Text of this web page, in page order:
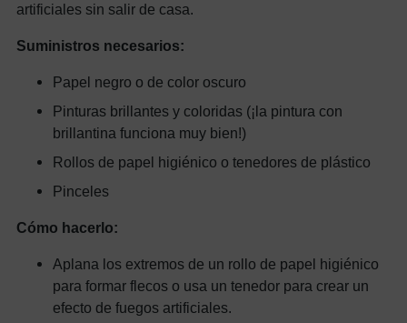
artificiales sin salir de casa.
Suministros necesarios:
Papel negro o de color oscuro
Pinturas brillantes y coloridas (¡la pintura con
brillantina funciona muy bien!)
Rollos de papel higiénico o tenedores de plástico
Pinceles
Cómo hacerlo:
Aplana los extremos de un rollo de papel higiénico
para formar flecos o usa un tenedor para crear un
efecto de fuegos artificiales.